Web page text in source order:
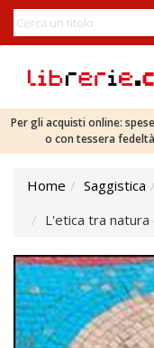
Per gli acquisti online:
o con tessera
Home Saggistica
L'etica tra